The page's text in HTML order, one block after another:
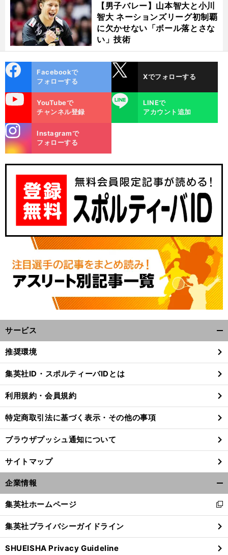
。
【男子バレー】山本智大と小川
智大 ネーションズリーグ初制覇
に欠かせない「ボール落とさな
い」技術
ok
Facebookで
フォローする
Xでフォローする
YouTubeで
チャンネル登録
LINE
LINEで
アカウント追加
m
Instagramで
フォローする
サービス
閉
る
推奨環境
集英社ID・スポルティーバIDとは
利用規約・会員規約
特定商取引法に基づく表示・その他の事項
ブラウザプッシュ通知について
サイトマップ
企業情報
閉
る
集英社ホームページ
新
し
い
ウ
ィ
集英社プライバシーガイドライン
SHUEISHA Privacy Guideline